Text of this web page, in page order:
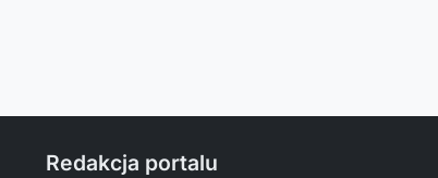
Redakcja portalu